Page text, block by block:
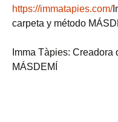
https://immatapies.com/
carpeta y método
Imma Tàpies:
MÁSDEMÍ